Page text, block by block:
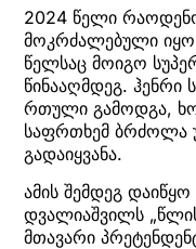
2024 წელი
მოკრძალებული
წელსაც მოიგო
წინააღმდეგ.
რთული გამოდგა,
საფრთხემ ბრძოლა
გადაიყვანა.
ამის შემდეგ
დვალიაშვილს
მთავარი